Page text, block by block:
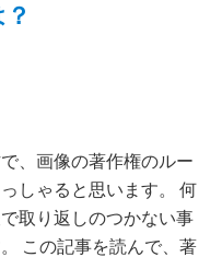
、画像の著作権のルー
しゃると思います。 何
取り返しのつかない事
この記事を読んで、著